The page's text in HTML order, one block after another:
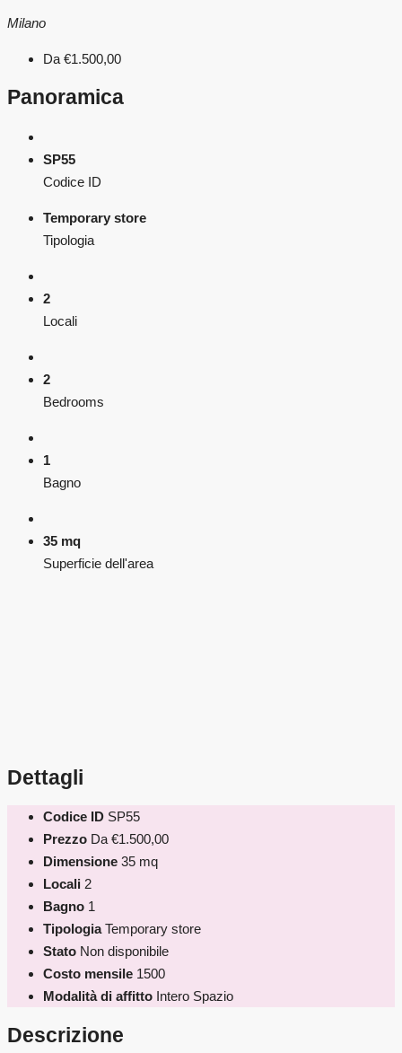
Milano
Da €1.500,00
Panoramica
SP55
Codice ID
Temporary store
Tipologia
2
Locali
2
Bedrooms
1
Bagno
35 mq
Superficie dell'area
Dettagli
Codice ID SP55
Prezzo Da €1.500,00
Dimensione 35 mq
Locali 2
Bagno 1
Tipologia Temporary store
Stato Non disponibile
Costo mensile 1500
Modalità di affitto Intero Spazio
Descrizione